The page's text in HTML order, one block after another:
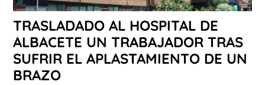
TRASLADADO AL HOSPITAL DE
ALBACETE UN TRABAJADOR TRAS
SUFRIR EL APLASTAMIENTO DE UN
BRAZO